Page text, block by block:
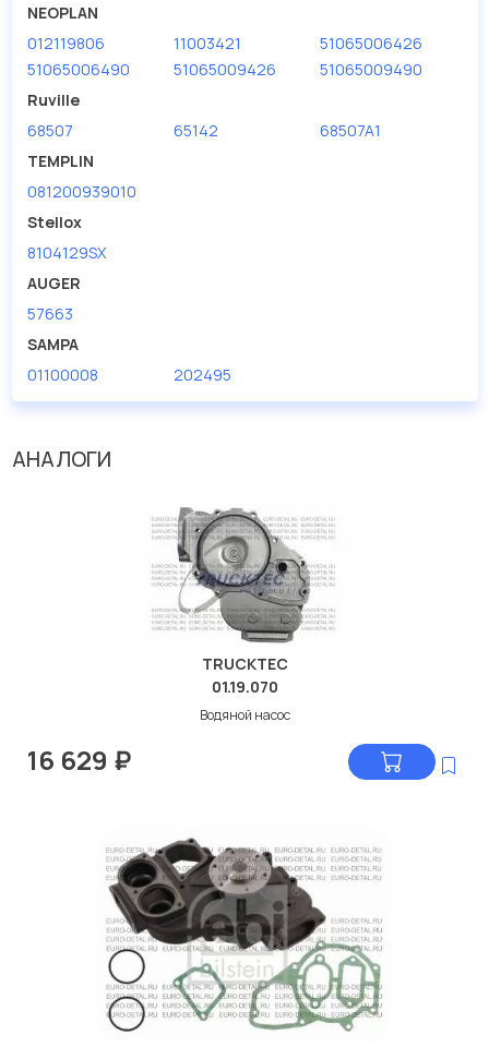
NEOPLAN
012119806
11003421
51065006426
51065006490
51065009426
51065009490
Ruville
68507
65142
68507A1
TEMPLIN
081200939010
Stellox
8104129SX
AUGER
57663
SAMPA
01100008
202495
АНАЛОГИ
TRUCKTEC
01.19.070
Водяной насос
16 629 ₽